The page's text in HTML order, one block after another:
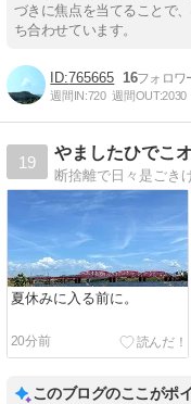
づきに焦点を当てることで
ち合わせています。
765665 16
週間IN:720 週間OUT:2030
19
やましたひでこ
夏休みに入る前に。
20分前
このブログのここがポ